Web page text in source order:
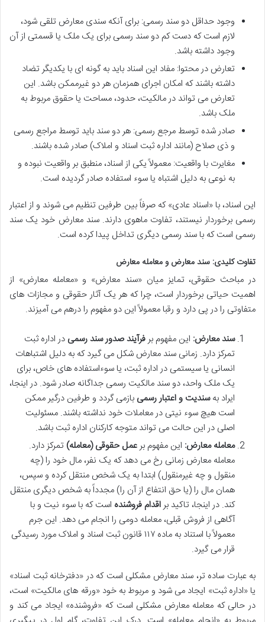
وجود حداقل دو سند رسمی: برای آنکه سندی معارض تلقی شود،
لازم است که دست کم دو سند رسمی برای یک ملک یا قسمتی از آن
وجود داشته باشد.
تعارض در محتوا: مفاد این اسناد باید به گونه ای با یکدیگر تضاد
داشته باشند که امکان اجرای همزمان هر دو غیرممکن باشد. این
تعارض می تواند در مالکیت، حدود، مساحت یا حقوق مربوط به
ملک باشد.
صادر شده توسط مرجع رسمی: هر دو سند باید توسط مراجع رسمی
و ذی صلاح (مانند اداره ثبت اسناد و املاک) صادر شده باشند.
مغایرت با واقعیت: معمولاً یکی از اسناد، منطبق بر واقعیت نبوده و
به نوعی به دلیل اشتباه یا سوء استفاده صادر گردیده است.
این اسناد، با «اسناد عادی» که صرفاً بین طرفین تنظیم می شوند و از اعتبار
رسمی برخوردار نیستند، تفاوت ماهوی دارند. سند معارض خود یک سند
رسمی است که با سند رسمی دیگری تداخل پیدا کرده است.
تفاوت کلیدی: سند معارض و معامله معارض
در مباحث حقوقی، تمایز میان «سند معارض» و «معامله معارض» از
اهمیت حیاتی برخوردار است، چرا که هر یک آثار حقوقی و مجازات های
متفاوتی را در پی دارد و رقبا معمولاً این دو مفهوم را درهم می آمیزند.
سند معارض: این مفهوم بر فرآیند صدور سند رسمی در اداره ثبت
تمرکز دارد. زمانی سند معارض شکل می گیرد که به دلیل اشتباهات
انسانی یا سیستمی در اداره ثبت، یا سوءاستفاده های خاص، برای
یک ملک واحد، دو سند مالکیت رسمی جداگانه صادر شود. در اینجا،
ایراد بهسندیت و اعتبار رسمی بازمی گردد و طرفین درگیر ممکن
است هیچ سوء نیتی در معاملات خود نداشته باشند. مسئولیت
اصلی در این حالت می تواند متوجه کارکنان اداره ثبت باشد.
معامله معارض: این مفهوم بر عمل حقوقی (معامله) تمرکز دارد.
معامله معارض زمانی رخ می دهد که یک نفر، مال خود را (چه
منقول و چه غیرمنقول) ابتدا به یک شخص منتقل کرده و سپس،
همان مال را (یا حق انتفاع از آن را) مجدداً به شخص دیگری منتقل
کند. در اینجا، تاکید بر اقدام فروشنده است که با سوء نیت و با
آگاهی از فروش قبلی، معامله دومی را انجام می دهد. این جرم
معمولاً با استناد به ماده ۱۱۷ قانون ثبت اسناد و املاک مورد رسیدگی
قرار می گیرد.
به عبارت ساده تر، سند معارض مشکلی است که در «دفترخانه ثبت اسناد»
یا «اداره ثبت» ایجاد می شود و مربوط به خود «ورقه های مالکیت» است،
در حالی که معامله معارض مشکلی است که «فروشنده» ایجاد می کند و